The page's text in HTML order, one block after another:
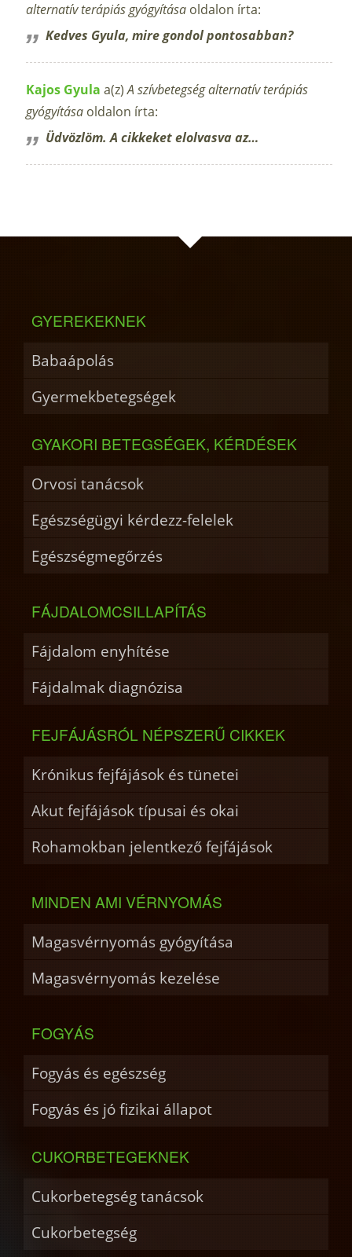
alternatív terápiás gyógyítása oldalon írta:
Kedves Gyula, mire gondol pontosabban?
Kajos Gyula a(z)A szívbetegség alternatív terápiás
gyógyítása oldalon írta:
Üdvözlöm. A cikkeket elolvasva az…
GYEREKEKNEK
Babaápolás
Gyermekbetegségek
GYAKORI BETEGSÉGEK, KÉRDÉSEK
Orvosi tanácsok
Egészségügyi kérdezz-felelek
Egészségmegőrzés
FÁJDALOMCSILLAPÍTÁS
Fájdalom enyhítése
Fájdalmak diagnózisa
FEJFÁJÁSRÓL NÉPSZERŰ CIKKEK
Krónikus fejfájások és tünetei
Akut fejfájások típusai és okai
Rohamokban jelentkező fejfájások
MINDEN AMI VÉRNYOMÁS
Magasvérnyomás gyógyítása
Magasvérnyomás kezelése
FOGYÁS
Fogyás és egészség
Fogyás és jó fizikai állapot
CUKORBETEGEKNEK
Cukorbetegség tanácsok
Cukorbetegség